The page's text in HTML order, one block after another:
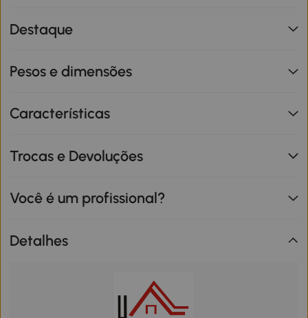
Destaque
Pesos e dimensões
Características
Trocas e Devoluções
Você é um profissional?
Detalhes